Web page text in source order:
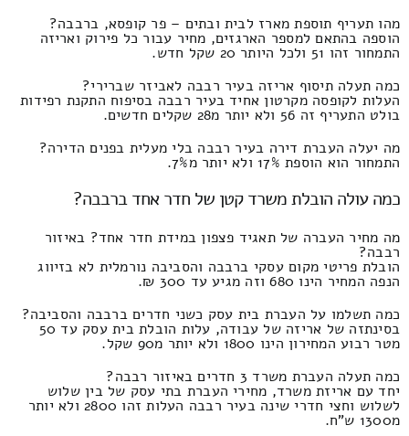
מהו תעריף תוספת מארז לבית ובתים – פר קופסא, ברבבה?
הוספה בהתאם למספר הארגזים, מחיר עבור כל פירוק ואריזה
התמחור זהו 51 ולכל היותר 20 שקל חדש.
כמה תעלה תיסוף אריזה בעיר רבבה לאביזר שברירי?
העלות לקופסה מקרטון אחיד בעיר רבבה בסיפוח התקנת רפידות
בולט התעריף זה 56 ולא יותר מ28 שקלים חדשים.
מה יעלה העברת דירה בעיר רבבה בלי מעלית בפנים הדירה?
התמחור הוא הוספת 17% ולא יותר מ7%.
כמה עולה הובלת משרד קטן של חדר אחד ברבבה?
מה מחיר העברה של תאגיד פצפון במידת חדר אחד? באיזור
רבבה?
הובלת פריטי מקום עסקי ברבבה והסביבה נורמלית לא בזיווג
הנפה המחיר הינו 680 וזה מגיע עד 300 ₪.
כמה תשלמו על העברת בית עסק כשני חדרים ברבבה והסביבה?
בסינתזה של אריזה של עבודה, עלות הובלת בית עסק עד 50
מטר רבוע המחירון הינו 1800 ולא יותר מ90 שקל.
כמה תעלה העברת משרד 3 חדרים באיזור רבבה?
יחד עם אריזת משרד, מחירי העברת בתי עסק של בין שלוש
לשלוש וחצי חדרי שינה בעיר רבבה העלות זהו 2800 ולא יותר
מ1300 ש"ח.